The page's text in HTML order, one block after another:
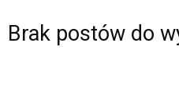
Brak postów do